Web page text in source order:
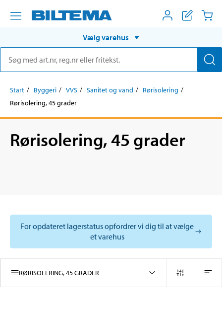
Vælg varehus
Start Byggeri VVS Sanitet og vand
Rørisolering
Rørisolering, 45 grader
Rørisolering, 45 grader
For opdateret lagerstatus opfordrer vi dig til at vælge
et varehus
RØRISOLERING, 45 GRADER